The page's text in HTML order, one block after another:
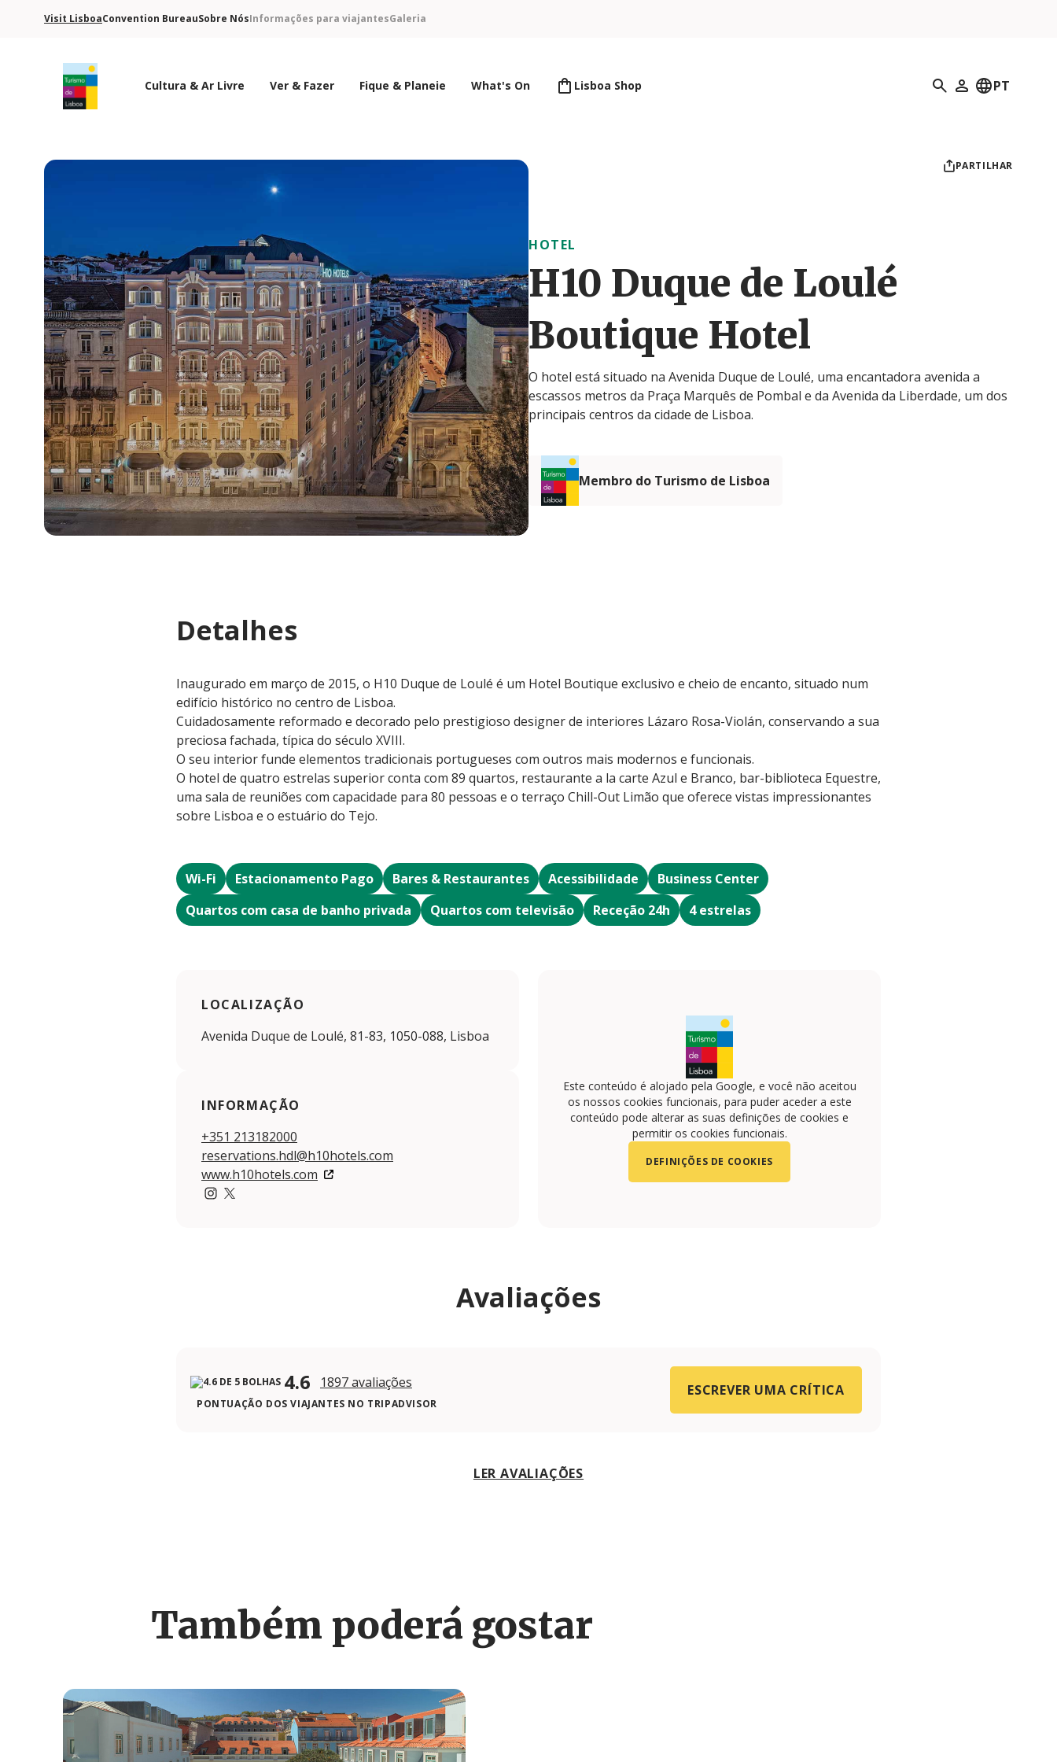
Visit LisboaConvention BureauSobre NósInformações para viajantesGaleria
Cultura & Ar Livre Ver & Fazer Fique & Planeie What's On Lisboa Shop Pesquisar
O meu perfil
PT
PARTILHAR
HOTEL
H10 Duque de Loulé
Boutique Hotel
O hotel está situado na Avenida Duque de Loulé, uma encantadora avenida a
escassos metros da Praça Marquês de Pombal e da Avenida da Liberdade, um dos
principais centros da cidade de Lisboa.
Membro do Turismo de Lisboa
Detalhes
Inaugurado em março de 2015, o H10 Duque de Loulé é um Hotel Boutique exclusivo e cheio de encanto, situado num
edifício histórico no centro de Lisboa.
Cuidadosamente reformado e decorado pelo prestigioso designer de interiores Lázaro Rosa-Violán, conservando a sua
preciosa fachada, típica do século XVIII.
O seu interior funde elementos tradicionais portugueses com outros mais modernos e funcionais.
O hotel de quatro estrelas superior conta com 89 quartos, restaurante a la carte Azul e Branco, bar-biblioteca Equestre,
uma sala de reuniões com capacidade para 80 pessoas e o terraço Chill-Out Limão que oferece vistas impressionantes
sobre Lisboa e o estuário do Tejo.
Wi-Fi Estacionamento Pago Bares & Restaurantes Acessibilidade
Business Center
Quartos com casa de banho privada
Quartos com televisão Receção 24h 4 estrelas
LOCALIZAÇÃO
Avenida Duque de Loulé, 81-83, 1050-088, Lisboa
INFORMAÇÃO
+351 213182000
reservations.hdl@h10hotels.com
www.h10hotels.com
Este conteúdo é alojado pela Google, e você não aceitou
os nossos cookies funcionais, para puder aceder a este
conteúdo pode alterar as suas definições de cookies e
permitir os cookies funcionais.
DEFINIÇÕES DE COOKIES
Avaliações
4.6 1897 avaliações
PONTUAÇÃO DOS VIAJANTES NO TRIPADVISOR
ESCREVER UMA CRÍTICA
LER AVALIAÇÕES
Também poderá gostar